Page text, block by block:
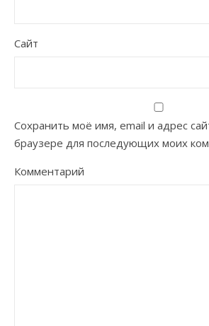
Сайт
Сохранить моё имя, email и адрес
браузере для последующих моих
Комментарий